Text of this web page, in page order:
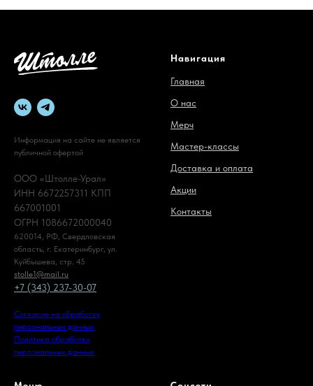
Информация на сайте не является
публичной офертой
ООО «Штолле-Урал»
ИНН 6672257311 КПП
667001001
ОГРН 1086672000040
620014, РФ, Свердловская
область, г. Екатеринбург, ул.
Куйбышева, стр. 45
stolle1@mail.ru
+7 (343) 237-30-07
Согласие на обработку
персональных данных
Политика обработки
персональных данных
Навигация
Главная
О нас
Мерч
Мастер-классы
Доставка и оплата
Акции
Контакты